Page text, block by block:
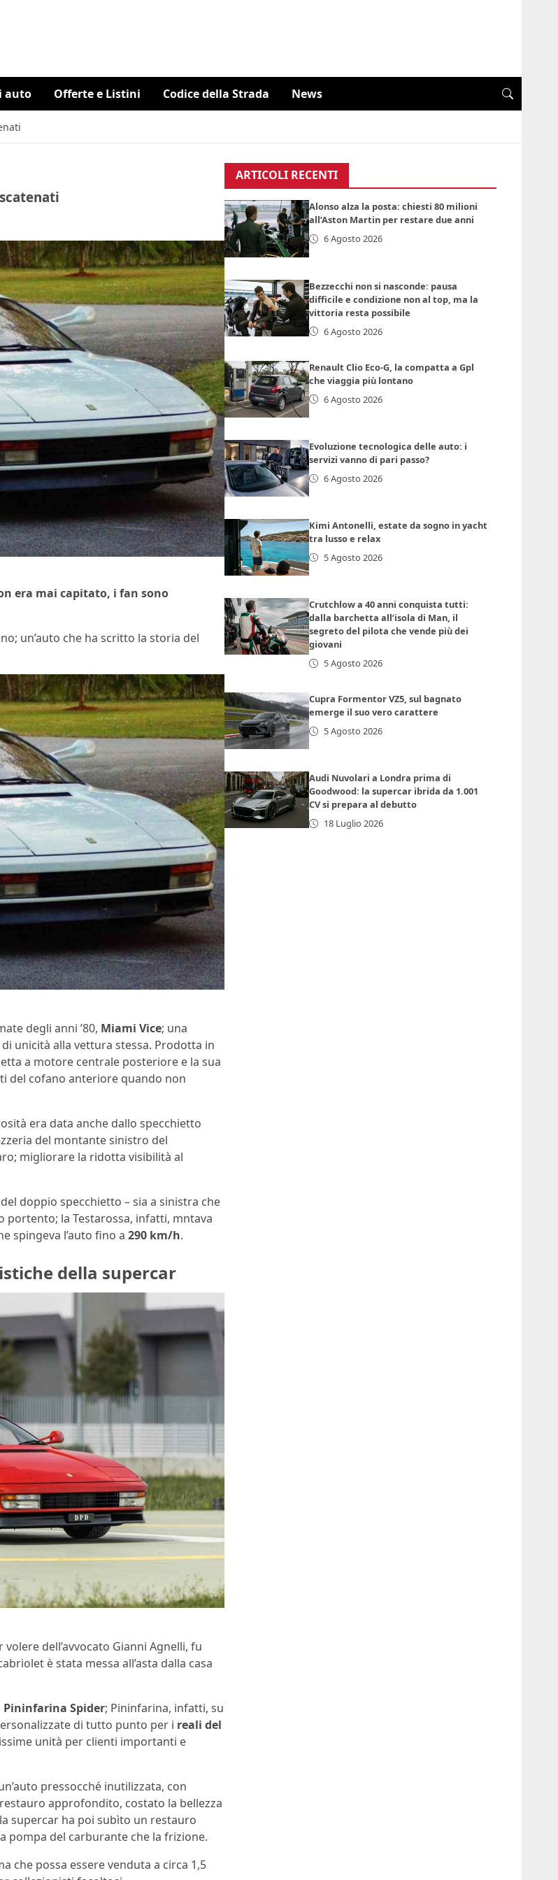
auto Offerte e Listini Codice della Strada News
era mai capitato, i fan sono
un’auto che ha scritto la storia del
degli anni ’80, Miami Vice; una
unicità alla vettura stessa. Prodotta in
a motore centrale posteriore e la sua
del cofano anteriore quando non
era data anche dallo specchietto
del montante sinistro del
migliorare la ridotta visibilità al
doppio specchietto – sia a sinistra che
portento; la Testarossa, infatti, mntava
spingeva l’auto fino a 290 km/h.
della supercar
volere dell’avvocato Gianni Agnelli, fu
è stata messa all’asta dalla casa
Pininfarina Spider; Pininfarina, infatti, su
di tutto punto per i reali del
unità per clienti importanti e
pressocché inutilizzata, con
approfondito, costato la bellezza
supercar ha poi subìto un restauro
pompa del carburante che la frizione.
che possa essere venduta a circa 1,5
ARTICOLI RECENTI
Alonso alza la posta: chiesti 80 milioni
all’Aston Martin per restare due anni
6 Agosto 2026
Bezzecchi non si nasconde: pausa
difficile e condizione non al top, ma la
vittoria resta possibile
6 Agosto 2026
Renault Clio Eco-G, la compatta a Gpl
che viaggia più lontano
6 Agosto 2026
Evoluzione tecnologica delle auto: i
servizi vanno di pari passo?
6 Agosto 2026
Kimi Antonelli, estate da sogno in yacht
tra lusso e relax
5 Agosto 2026
Crutchlow a 40 anni conquista tutti:
dalla barchetta all’isola di Man, il
segreto del pilota che vende più dei
giovani
5 Agosto 2026
Cupra Formentor VZ5, sul bagnato
emerge il suo vero carattere
5 Agosto 2026
Audi Nuvolari a Londra prima di
Goodwood: la supercar ibrida da 1.001
CV si prepara al debutto
18 Luglio 2026